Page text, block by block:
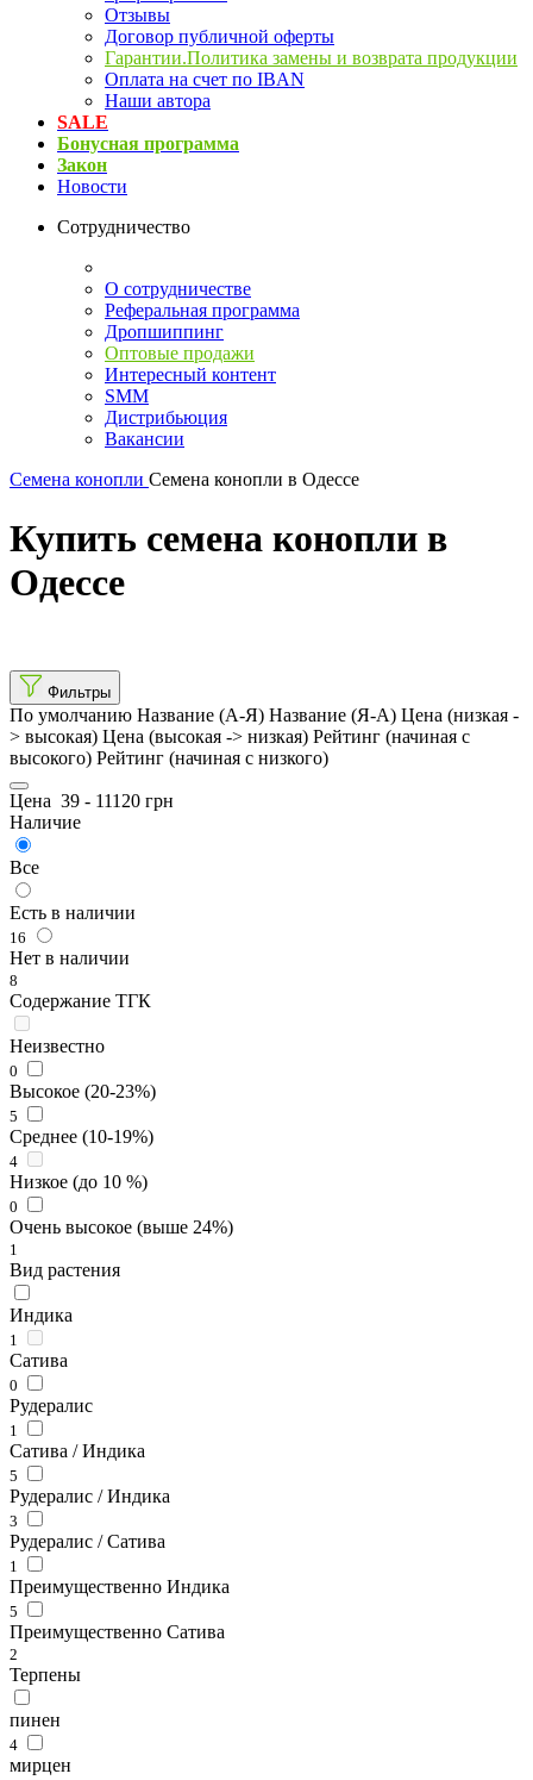
Отзывы
Договор публичной оферты
Гарантии.Политика замены и возврата продукции
Оплата на счет по IBAN
Наши автора
SALE
Бонусная программа
Закон
Новости
Сотрудничество
О сотрудничестве
Реферальная программа
Дропшиппинг
Оптовые продажи
Интересный контент
SMM
Дистрибьюция
Вакансии
Семена конопли Семена конопли в Одессе
Купить семена конопли в
Одессе
Фильтры
По умолчанию Название (А-Я) Название (Я-А) Цена (низкая -
> высокая) Цена (высокая -> низкая) Рейтинг (начиная с
высокого) Рейтинг (начиная с низкого)
Цена 39 - 11120 грн
Наличие
Все
Есть в наличии
16
Нет в наличии
8
Содержание ТГК
Неизвестно
0
Высокое (20-23%)
5
Среднее (10-19%)
4
Низкое (до 10 %)
0
Очень высокое (выше 24%)
1
Вид растения
Индика
1
Сатива
0
Рудералис
1
Сатива / Индика
5
Рудералис / Индика
3
Рудералис / Сатива
1
Преимущественно Индика
5
Преимущественно Сатива
2
Терпены
пинен
4
мирцен